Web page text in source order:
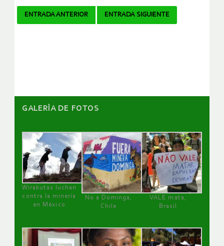
Navegador
ENTRADA ANTERIOR ENTRADA SIGUIENTE
GALERÌA DE FOTOS
Wirakutas luchan
contra la minería
en México
No a Dominga,
Chile
VALE mata,
Brasil